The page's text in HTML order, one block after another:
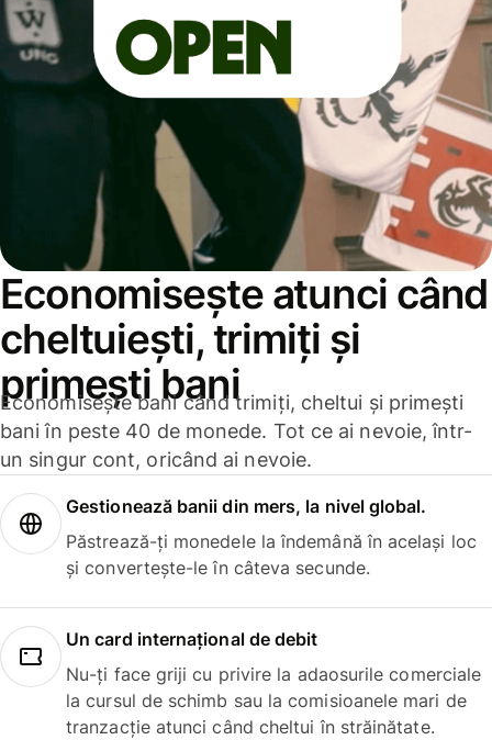
Economisește atunci când
cheltuiești, trimiți și
primești bani
Economisește bani când trimiți, cheltui și primești
bani în peste 40 de monede. Tot ce ai nevoie, într-
un singur cont, oricând ai nevoie.
Gestionează banii din mers, la nivel global.
Păstrează-ți monedele la îndemână în același loc
și convertește-le în câteva secunde.
Un card internațional de debit
Nu-ți face griji cu privire la adaosurile comerciale
la cursul de schimb sau la comisioanele mari de
tranzacție atunci când cheltui în străinătate.